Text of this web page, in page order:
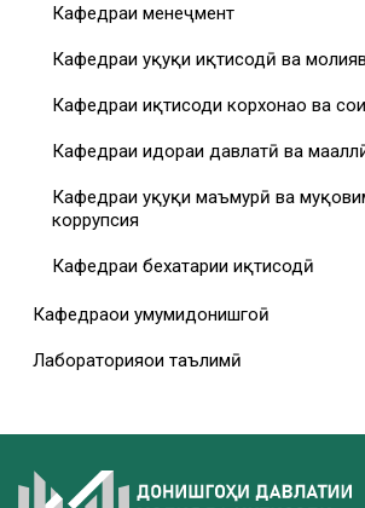
Кафедраи менеҷмент
Кафедраи ҳуқуқи иқтисодӣ ва
Кафедраи иқтисоди корхонаҳо ва
Кафедраи идораи давлатӣ ва
Кафедраи ҳуқуқи маъмурӣ ва
коррупсия
Кафедраи бехатарии иқтисодӣ
Кафедраҳои умумидонишгоҳӣ
Лабораторияҳои таълимӣ